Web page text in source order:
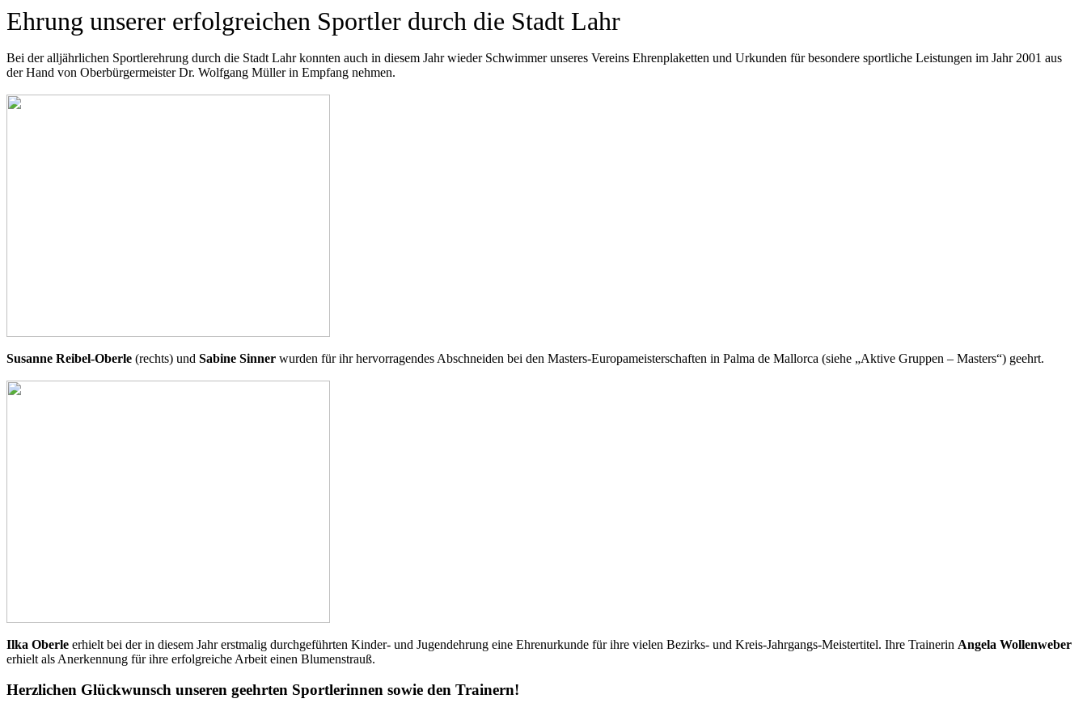
Ehrung unserer erfolgreichen Sportler durch die Stadt Lahr
Bei der alljährlichen Sportlerehrung durch die Stadt Lahr konnten auch in diesem Jahr wieder Schwimmer unseres Vereins Ehrenplaketten und Urkunden für besondere sportliche Leistungen im Jahr 2001 aus
der Hand von Oberbürgermeister Dr. Wolfgang Müller in Empfang nehmen.
Susanne Reibel-Oberle (rechts) und Sabine Sinner wurden für ihr hervorragendes Abschneiden bei den Masters-Europameisterschaften in Palma de Mallorca (siehe „Aktive Gruppen – Masters“) geehrt.
Ilka Oberle erhielt bei der in diesem Jahr erstmalig durchgeführten Kinder- und Jugendehrung eine Ehrenurkunde für ihre vielen Bezirks- und Kreis-Jahrgangs-Meistertitel. Ihre Trainerin Angela Wollenweber
erhielt als Anerkennung für ihre erfolgreiche Arbeit einen Blumenstrauß.
Herzlichen Glückwunsch unseren geehrten Sportlerinnen sowie den Trainern!